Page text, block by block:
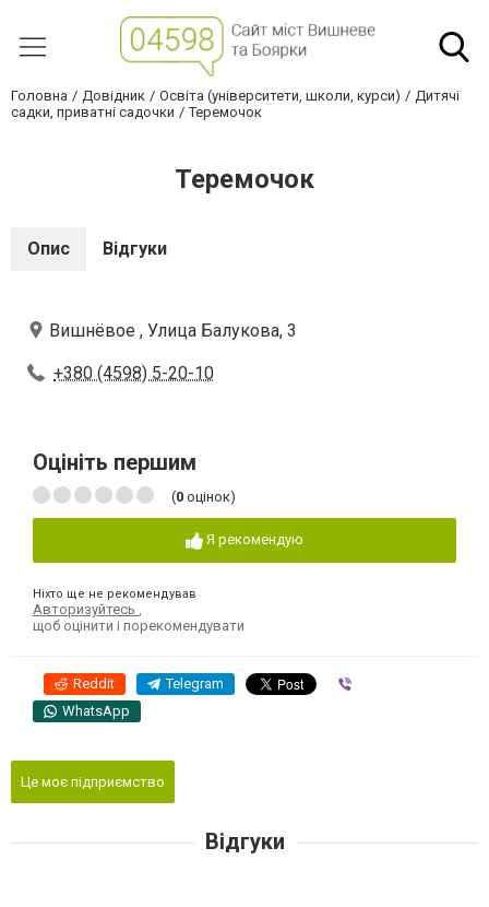
Головна Довідник Освіта (університети, школи, курси)
Дитячі
садки, приватні садочки
Теремочок
Теремочок
Опис Відгуки
Вишнёвое , Улица Балукова, 3
+380 (4598) 5-20-10
Оцініть першим
(0 оцінок)
Я рекомендую
Ніхто ще не рекомендував
Авторизуйтесь
щоб оцінити і порекомендувати
Reddit Telegram
WhatsApp
Це моє підприємство
Відгуки